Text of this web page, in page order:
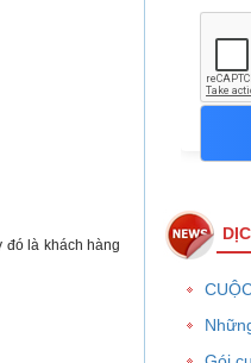
đó là khách hàng